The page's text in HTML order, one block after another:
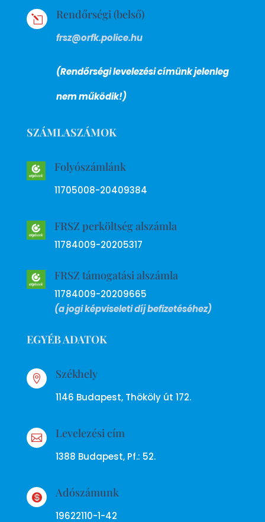
l Rendőrségi (belső)
frsz@orfk.police.hu
(Rendőrségi levelezési címünk jelenleg
nem működik!)
SZÁMLASZÁMOK
Folyószámlánk
11705008-20409384
FRSZ perköltség alszámla
11784009-20205317
FRSZ támogatási alszámla
11784009-20209665
(a jogi képviseleti díj befizetéséhez)
EGYÉB ADATOK
 Székhely
1146 Budapest, Thököly út 172.
 Levelezési cím
1388 Budapest, Pf.: 52.
 Adószámunk
19622110-1-42